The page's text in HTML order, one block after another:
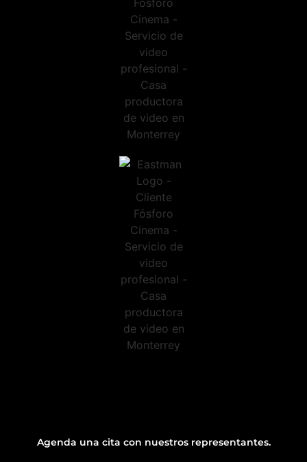
Agenda una cita con nuestros representantes.